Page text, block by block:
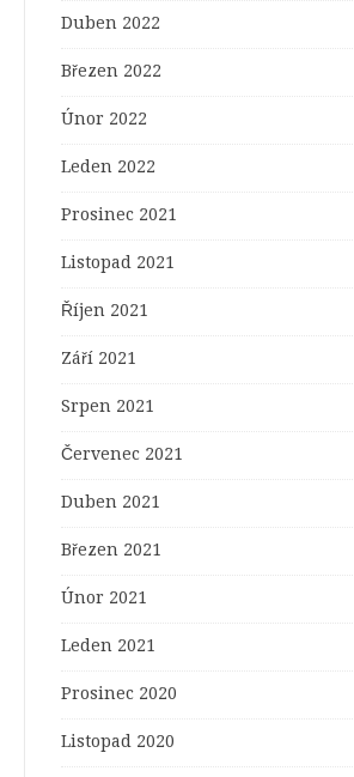
Duben 2022
Březen 2022
Únor 2022
Leden 2022
Prosinec 2021
Listopad 2021
Říjen 2021
Září 2021
Srpen 2021
Červenec 2021
Duben 2021
Březen 2021
Únor 2021
Leden 2021
Prosinec 2020
Listopad 2020